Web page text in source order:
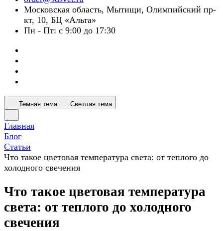
Московская область, Мытищи, Олимпийский пр-
кт, 10, БЦ «Альта»
Пн - Пт: с 9:00 до 17:30
Темная тема Светлая тема
Главная
Блог
Статьи
Что такое цветовая температура света: от теплого до
холодного свечения
Что такое цветовая температура
света: от теплого до холодного
свечения